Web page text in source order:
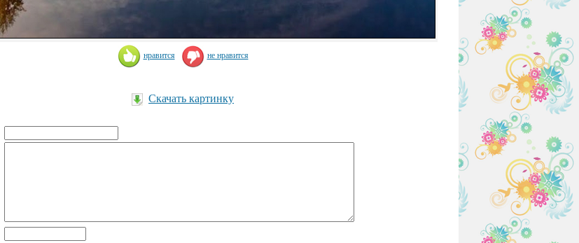
нравится не нравится
Скачать картинку